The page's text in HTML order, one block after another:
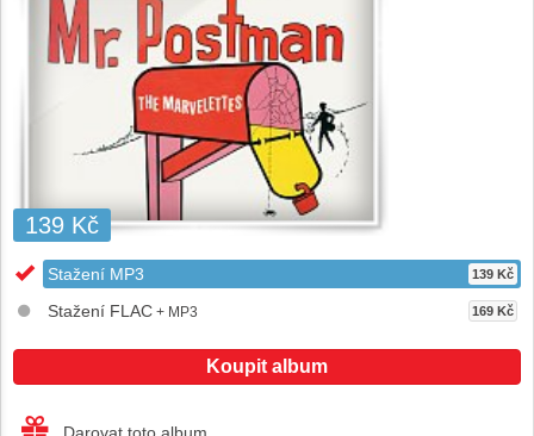
139 Kč
Stažení MP3 139 Kč
Stažení FLAC + MP3 169 Kč
Koupit album
Darovat toto album